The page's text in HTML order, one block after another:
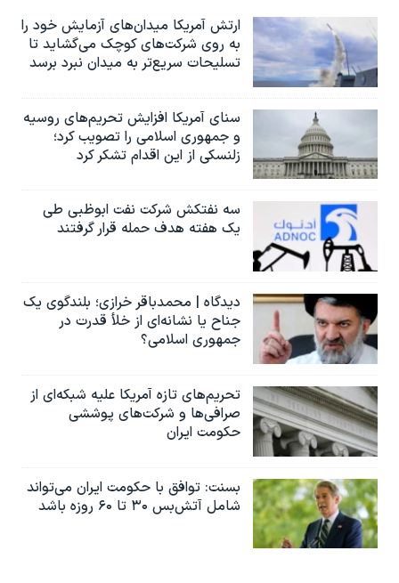
ارتش آمریکا میدان‌های آزمایش خود را
به روی شرکت‌های کوچک می‌گشاید تا
تسلیحات سریع‌تر به میدان نبرد برسد
سنای آمریکا افزایش تحریم‌های روسیه
و جمهوری اسلامی را تصویب کرد؛
زلنسکی از این اقدام تشکر کرد
سه نفتکش شرکت نفت ابوظبی طی
یک هفته هدف حمله قرار گرفتند
دیدگاه | محمدباقر خرازی؛ بلندگوی یک
جناح یا نشانه‌ای از خلأ قدرت در
جمهوری اسلامی؟
تحریم‌های تازه آمریکا علیه شبکه‌ای از
صرافی‌ها و شرکت‌های پوششی
حکومت ایران
بسنت: توافق با حکومت ایران می‌تواند
شامل آتش‌بس ۳۰ تا ۶۰ روزه باشد